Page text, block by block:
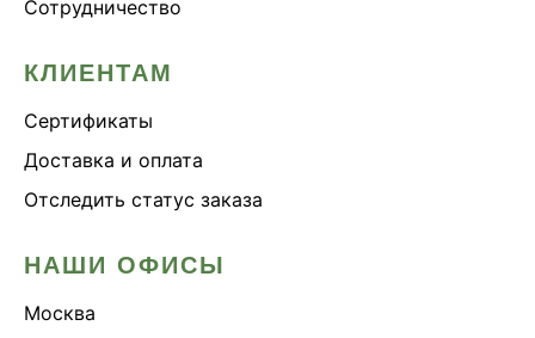
Сотрудничество
КЛИЕНТАМ
Сертификаты
Доставка и оплата
Отследить статус заказа
НАШИ ОФИСЫ
Москва